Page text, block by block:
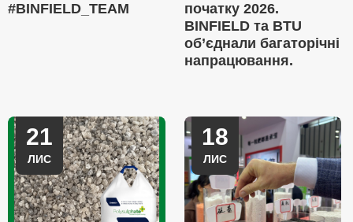
#BINFIELD_TEAM
початку 2026.
BINFIELD та BTU
об’єднали багаторічні
напрацювання.
21
ЛИС
18
ЛИС